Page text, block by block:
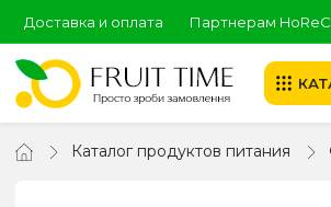
Доставка и оплата Партнерам
Каталог продуктов питания